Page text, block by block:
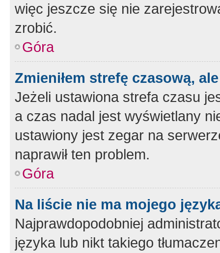
więc jeszcze się nie
zrobić.
Góra
Zmieniłem strefę czasową,
Jeżeli ustawiona strefa czasu
a czas nadal jest wyświetlany
ustawiony jest zegar na
naprawił ten problem.
Góra
Na liście nie ma mojego
Najprawdopodobniej
języka lub nikt takiego